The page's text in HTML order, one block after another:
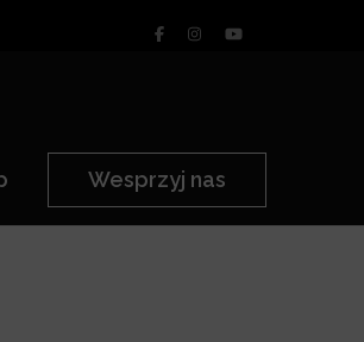
Wesprzyj nas